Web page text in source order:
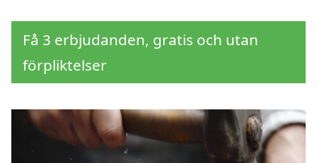
Få 3 erbjudanden, gratis och utan
förpliktelser